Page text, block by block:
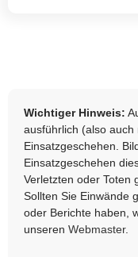
Wichtiger Hinweis:
ausführlich (also
Einsatzgeschehen.
Einsatzgeschehen
Verletzten oder Toten
Sollten Sie Einwände
oder Berichte haben,
unseren Webmaster.